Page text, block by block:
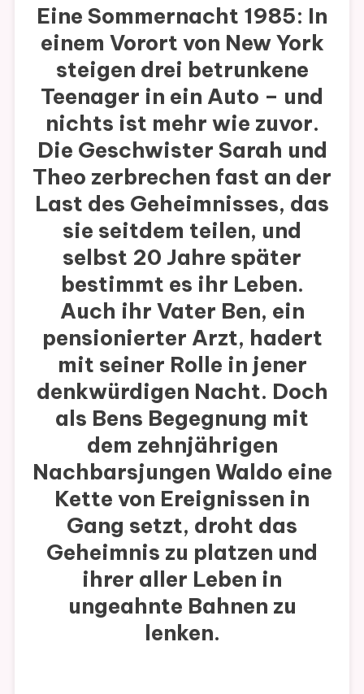
Eine Sommernacht 1985: In
einem Vorort von New York
steigen drei betrunkene
Teenager in ein Auto – und
nichts ist mehr wie zuvor.
Die Geschwister Sarah und
Theo zerbrechen fast an der
Last des Geheimnisses, das
sie seitdem teilen, und
selbst 20 Jahre später
bestimmt es ihr Leben.
Auch ihr Vater Ben, ein
pensionierter Arzt, hadert
mit seiner Rolle in jener
denkwürdigen Nacht. Doch
als Bens Begegnung mit
dem zehnjährigen
Nachbarsjungen Waldo eine
Kette von Ereignissen in
Gang setzt, droht das
Geheimnis zu platzen und
ihrer aller Leben in
ungeahnte Bahnen zu
lenken.